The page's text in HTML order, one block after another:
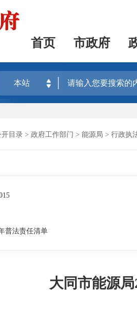
首页 市政府
本站
目录 > 政府工作部门 > 能源局 > 行政执
普法责任清单
大同市能源